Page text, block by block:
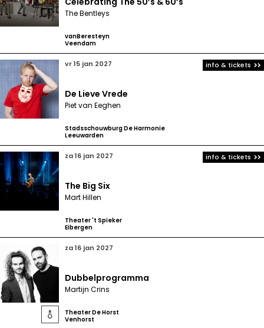
The Bentleys
vanBeresteyn
Veendam
vr 15 jan 2027
De Lieve Vrede
Piet van Eeghen
Stadsschouwburg De Harmonie
Leeuwarden
info & tickets
za 16 jan 2027
The Big Six
Mart Hillen
Theater 't Spieker
Eibergen
info & tickets

za 16 jan 2027
Dubbelprogramma
Martijn Crins
Theater De Horst
Venhorst